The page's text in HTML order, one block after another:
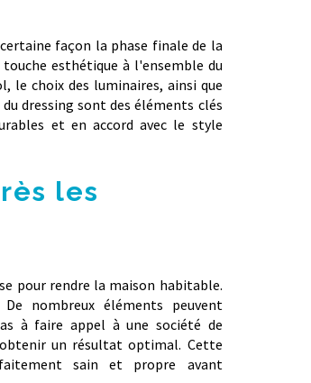
façon la phase finale de la
esthétique à l'ensemble du
le choix des luminaires, ainsi que
dressing sont des éléments clés
et en accord avec le style
les
pour rendre la maison habitable.
nombreux éléments peuvent
à faire appel à une société de
un résultat optimal. Cette
sain et propre avant